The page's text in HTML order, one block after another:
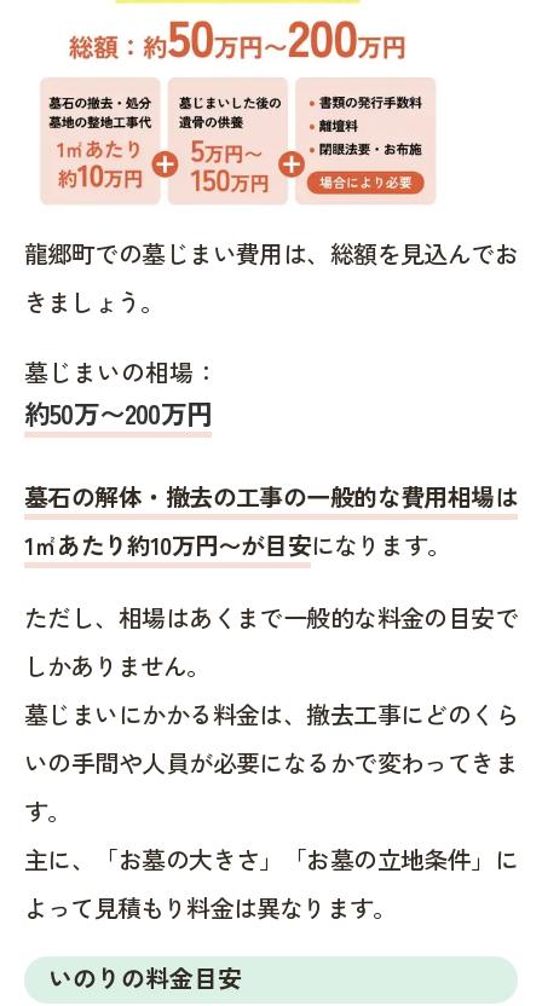
龍郷町での墓じまい費用は、総額を見込んでお
きましょう。
墓じまいの相場：
約50万〜200万円
墓石の解体・撤去の工事の一般的な費用相場は
1㎡あたり約10万円〜が目安になります。
ただし、相場はあくまで一般的な料金の目安で
しかありません。
墓じまいにかかる料金は、撤去工事にどのくら
いの手間や人員が必要になるかで変わってきま
す。
主に、「お墓の大きさ」「お墓の立地条件」に
よって見積もり料金は異なります。
いのりの料金目安